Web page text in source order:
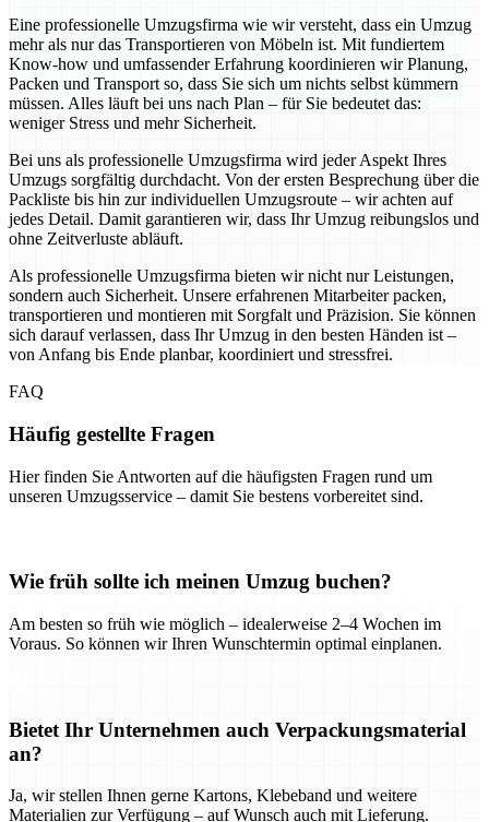
Eine professionelle Umzugsfirma wie wir versteht, dass ein Umzug
mehr als nur das Transportieren von Möbeln ist. Mit fundiertem
Know-how und umfassender Erfahrung koordinieren wir Planung,
Packen und Transport so, dass Sie sich um nichts selbst kümmern
müssen. Alles läuft bei uns nach Plan – für Sie bedeutet das:
weniger Stress und mehr Sicherheit.
Bei uns als professionelle Umzugsfirma wird jeder Aspekt Ihres
Umzugs sorgfältig durchdacht. Von der ersten Besprechung über die
Packliste bis hin zur individuellen Umzugsroute – wir achten auf
jedes Detail. Damit garantieren wir, dass Ihr Umzug reibungslos und
ohne Zeitverluste abläuft.
Als professionelle Umzugsfirma bieten wir nicht nur Leistungen,
sondern auch Sicherheit. Unsere erfahrenen Mitarbeiter packen,
transportieren und montieren mit Sorgfalt und Präzision. Sie können
sich darauf verlassen, dass Ihr Umzug in den besten Händen ist –
von Anfang bis Ende planbar, koordiniert und stressfrei.
FAQ
Häufig gestellte Fragen
Hier finden Sie Antworten auf die häufigsten Fragen rund um
unseren Umzugsservice – damit Sie bestens vorbereitet sind.
Wie früh sollte ich meinen Umzug buchen?
Am besten so früh wie möglich – idealerweise 2–4 Wochen im
Voraus. So können wir Ihren Wunschtermin optimal einplanen.
Bietet Ihr Unternehmen auch Verpackungsmaterial
an?
Ja, wir stellen Ihnen gerne Kartons, Klebeband und weitere
Materialien zur Verfügung – auf Wunsch auch mit Lieferung.